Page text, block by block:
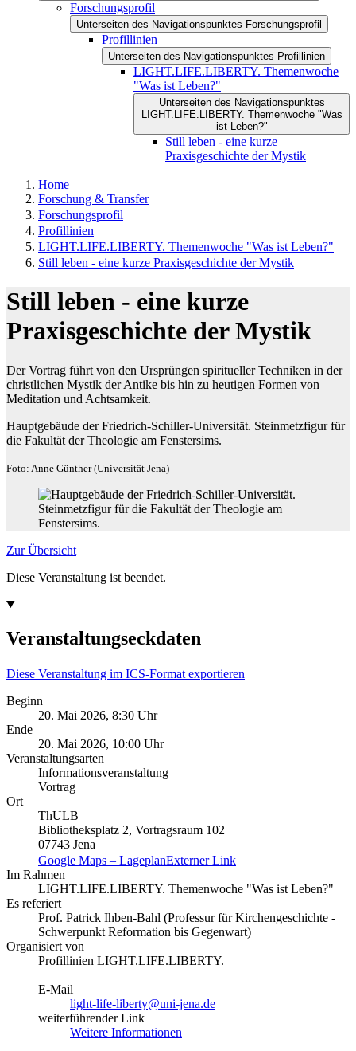
Forschungsprofil
Unterseiten des Navigationspunktes Forschungsprofil
Profillinien
Unterseiten des Navigationspunktes Profillinien
LIGHT.LIFE.LIBERTY. Themenwoche
"Was ist Leben?"
Unterseiten des Navigationspunktes
LIGHT.LIFE.LIBERTY. Themenwoche "Was
ist Leben?"
Still leben - eine kurze
Praxisgeschichte der Mystik
Home
Forschung & Transfer
Forschungsprofil
Profillinien
LIGHT.LIFE.LIBERTY. Themenwoche "Was ist Leben?"
Still leben - eine kurze Praxisgeschichte der Mystik
Still leben - eine kurze
Praxisgeschichte der Mystik
Der Vortrag führt von den Ursprüngen spiritueller Techniken in der
christlichen Mystik der Antike bis hin zu heutigen Formen von
Meditation und Achtsamkeit.
Hauptgebäude der Friedrich-Schiller-Universität. Steinmetzfigur für
die Fakultät der Theologie am Fenstersims.
Foto: Anne Günther (Universität Jena)
Zur Übersicht
Diese Veranstaltung ist beendet.
Veranstaltungseckdaten
Diese Veranstaltung im ICS-Format exportieren
Beginn
20. Mai 2026, 8:30 Uhr
Ende
20. Mai 2026, 10:00 Uhr
Veranstaltungsarten
Informationsveranstaltung
Vortrag
Ort
ThULB
Bibliotheksplatz 2, Vortragsraum 102
07743 Jena
Google Maps – LageplanExterner Link
Im Rahmen
LIGHT.LIFE.LIBERTY. Themenwoche "Was ist Leben?"
Es referiert
Prof. Patrick Ihben-Bahl (Professur für Kirchengeschichte -
Schwerpunkt Reformation bis Gegenwart)
Organisiert von
Profillinien LIGHT.LIFE.LIBERTY.
E-Mail
light-life-liberty@uni-jena.de
weiterführender Link
Weitere Informationen